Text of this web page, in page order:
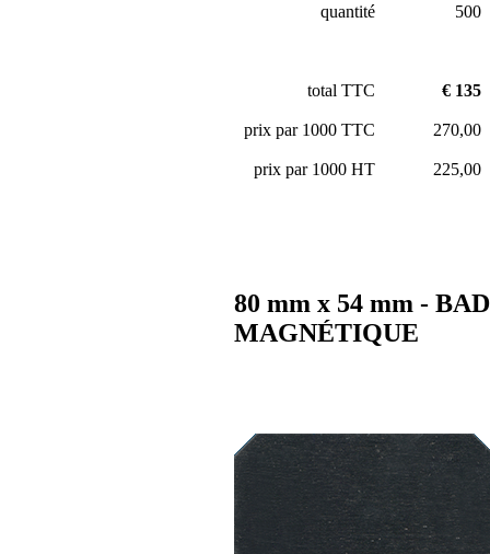
quantité 500
total TTC € 135
prix par 1000 TTC 270,00
prix par 1000 HT 225,00
80 mm x 54 mm -
MAGNÉTIQUE